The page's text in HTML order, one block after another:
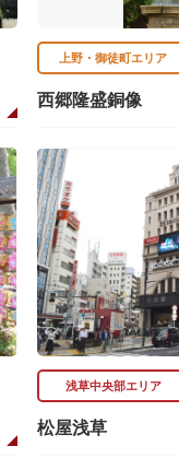
上野・御徒町エリア
西郷隆盛銅像
浅草中央部エリア
松屋浅草